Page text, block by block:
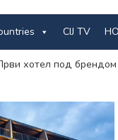
CIJ TV
хотел под брендом